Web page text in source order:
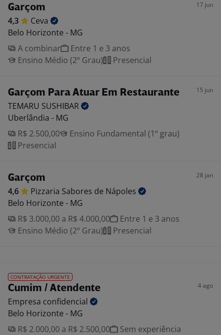
Garçom 17 jun
4,3
Ceva
Belo Horizonte - MG
A combinar
Entre 1 e 3 anos
Ensino Médio (2º Grau)
Presencial
Garçom Para Atuar Em Restaurante 15 jun
TEMARU SUSHIBAR
Uberlândia - MG
R$ 2.500,00
Ensino Fundamental (1º grau)
Presencial
Garçom 28 jan
4,6 Pizzaria Sabores de Nápoles
Belo Horizonte - MG
R$ 3.000,00 a R$ 4.000,00
Entre 1 e 3 anos
Ensino Médio (2º Grau)
Presencial
CONTRATAÇÃO URGENTE
Cumim / Atendente 4 ago
Empresa confidencial
Belo Horizonte - MG
R$ 2.000,00 a R$ 2.500,00
Sem experiência